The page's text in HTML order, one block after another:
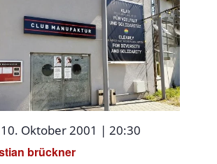
brückner
Oktober 2001 | 20:30